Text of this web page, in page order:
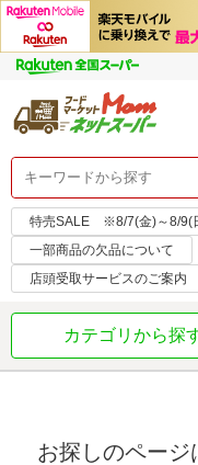
特売SALE ※8/7(金)～8/9(
一部商品の欠品について
店頭受取サービスのご案内
カテゴリから探
お探しのページ